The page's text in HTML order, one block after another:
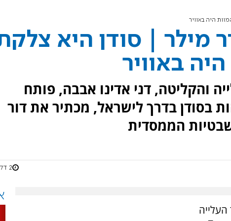
היה באוויר
מילר | סודן היא
באוויר
והקליטה, דני אדינו אבבה, פותח
פצעי השהות בסודן בדרך לישראל, מכתיר את דור
הממסדית
2 דקות